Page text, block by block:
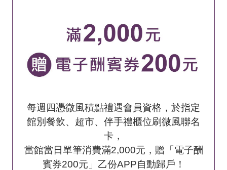
每週四憑微風積點禮遇會員資格，於指定
館別餐飲、超市、伴手禮櫃位刷微風聯名
卡，
當館當日單筆消費滿2,000元，贈「電子酬
賓券200元」乙份APP自動歸戶！